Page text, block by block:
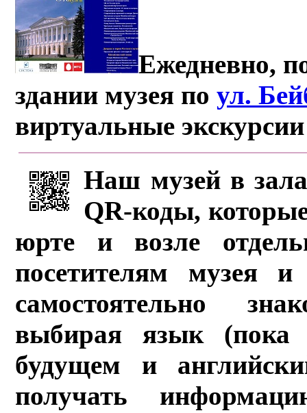
Ежедневно,
здании музея поул.
виртуальные
Наш музей в
QR-коды,
юрте и возле
посетителям музея и
самостоятельно
выбирая язык (пока
будущем и
получать